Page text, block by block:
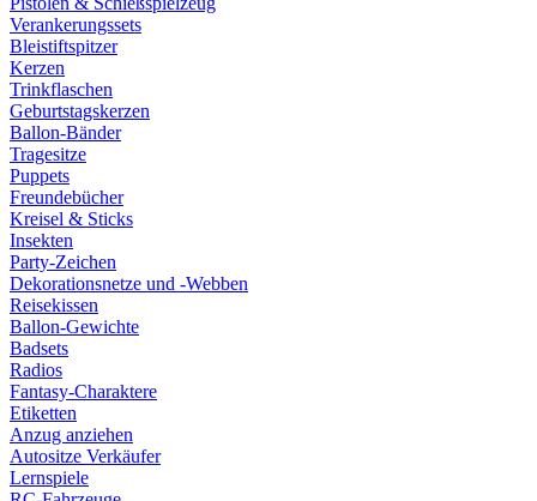
Verankerungssets
Bleistiftspitzer
Kerzen
Trinkflaschen
Geburtstagskerzen
Ballon-Bänder
Tragesitze
Puppets
Freundebücher
Kreisel & Sticks
Insekten
Party-Zeichen
Dekorationsnetze und -Webben
Reisekissen
Ballon-Gewichte
Badsets
Radios
Fantasy-Charaktere
Etiketten
Anzug anziehen
Autositze Verkäufer
Lernspiele